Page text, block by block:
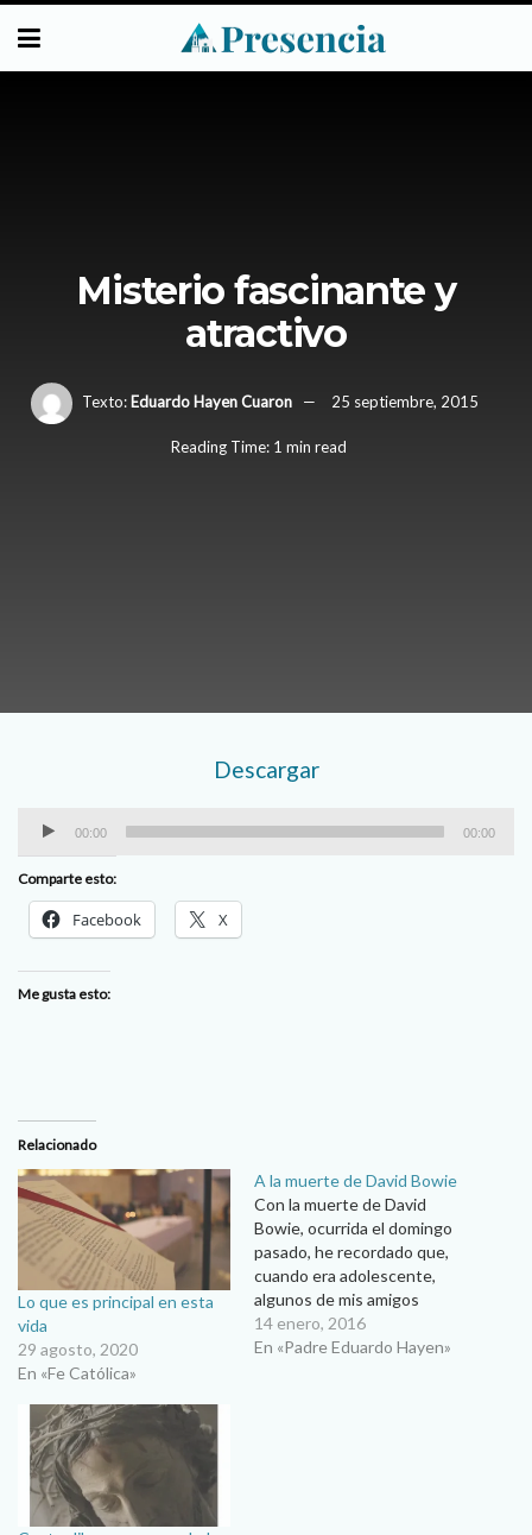
Misterio fascinante y
atractivo
Texto: Eduardo Hayen Cuaron 25 septiembre, 2015
Reading Time: 1 min read
Descargar
Reproductor
de
audio
00:00 00:00
Comparte esto:
Facebook X
Me gusta esto:
Relacionado
Lo que es principal en esta
vida
29 agosto, 2020
En «Fe Católica»
A la muerte de David Bowie
Con la muerte de David
Bowie, ocurrida el domingo
pasado, he recordado que,
cuando era adolescente,
algunos de mis amigos
gustaban a ir a conciertos de
rock en El Paso Texas.
14 enero, 2016
En «Padre Eduardo Hayen»